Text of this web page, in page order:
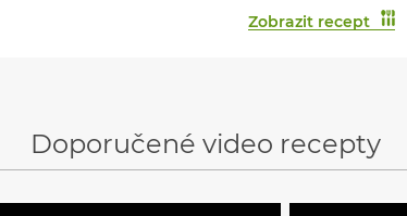
Zobrazit recept
Doporučené video recepty